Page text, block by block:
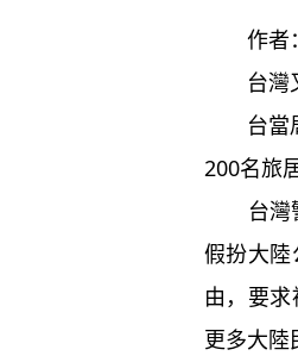
作者
台灣又
台當局
200名旅
台灣警
假扮大
由，要
更多大陸